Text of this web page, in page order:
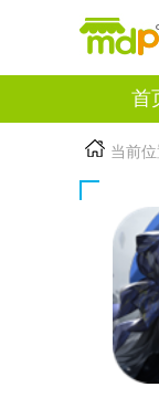
首
当前位